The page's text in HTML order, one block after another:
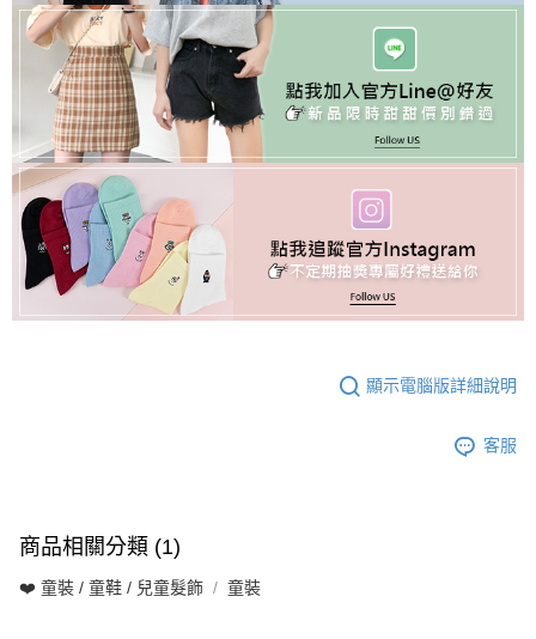
顯示電腦版詳細說明
客服
商品相關分類 (1)
❤️ 童裝 / 童鞋 / 兒童髮飾 童裝